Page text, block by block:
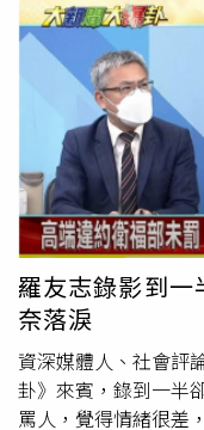
一起迎接爆卦100萬
段時間人數上升其實
生大家更多關注與
的肯定與支持，以
成績。」馬千惠感嘆
進。（圖／中天提
道，「每當下午一有
偷留言也會有粉絲熱
閱數字，也許了各種
粉絲一直以來的愛戴
裡，所以為了實現當
換上小甫子裝前來祝賀
羅友志錄影到
奈落淚
資深媒體人、社會評
卦》來賓，錄到一半
罵人，覺得情緒很差